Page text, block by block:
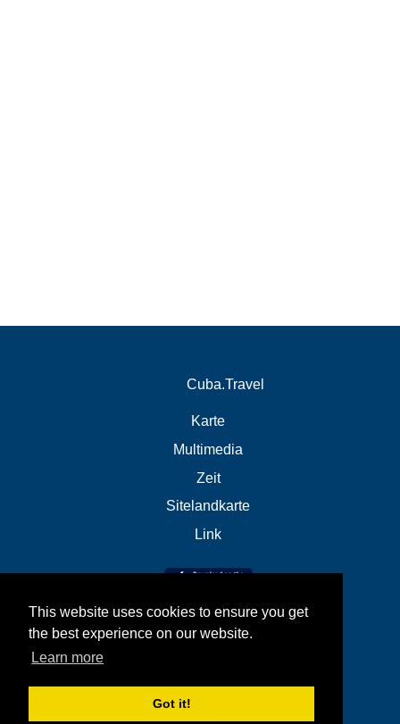
This website uses cookies to ensure you get
the best experience on our website.
Learn more
Got it!
Cuba.Travel
Karte
Multimedia
Zeit
Sitelandkarte
Link